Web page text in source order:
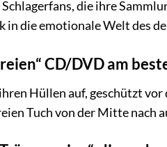
die ihre
die emotionale Welt des
CD/DVD am
Hüllen auf, geschützt
Tuch von der Mitte nach